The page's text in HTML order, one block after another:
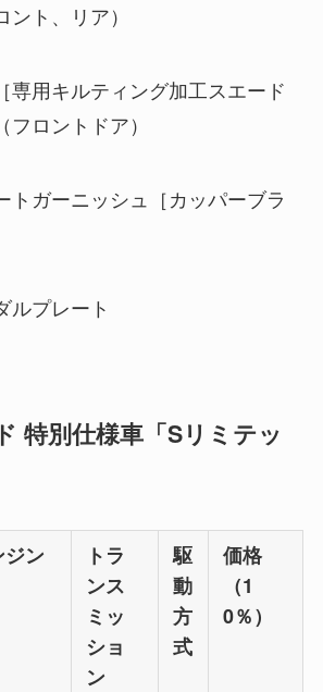
ト、リア）
専用キルティング加工スエード
ロントドア）
トガーニッシュ［カッパーブラ
ルプレート
特別仕様車「Sリミテッ
ン
トラ
ンス
ミッ
ショ
ン
駆
動
方
式
価格
（1
0％）